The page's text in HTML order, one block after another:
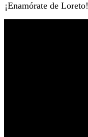
¡Enamórate de Loreto!